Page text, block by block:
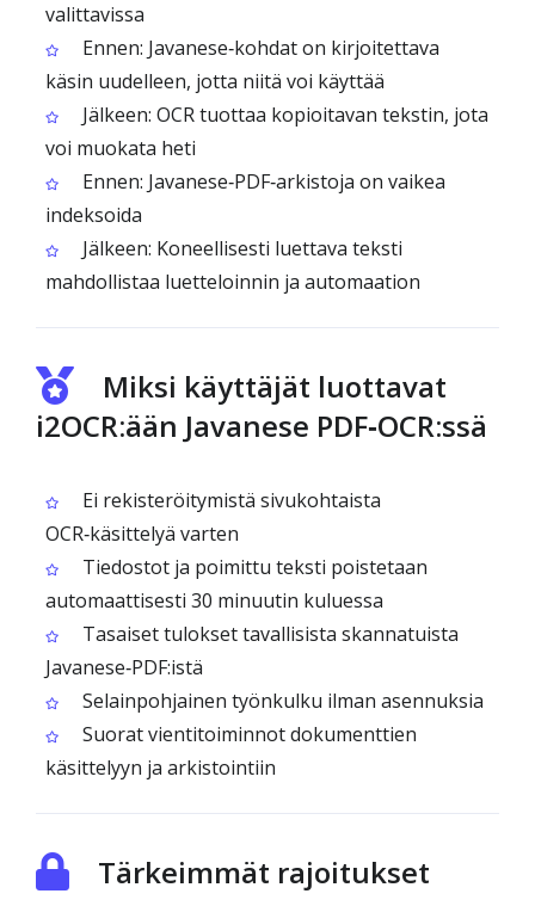
valittavissa
Ennen: Javanese‑kohdat on kirjoitettava
käsin uudelleen, jotta niitä voi käyttää
Jälkeen: OCR tuottaa kopioitavan tekstin, jota
voi muokata heti
Ennen: Javanese‑PDF‑arkistoja on vaikea
indeksoida
Jälkeen: Koneellisesti luettava teksti
mahdollistaa luetteloinnin ja automaation
Miksi käyttäjät luottavat
i2OCR:ään Javanese PDF‑OCR:ssä
Ei rekisteröitymistä sivukohtaista
OCR‑käsittelyä varten
Tiedostot ja poimittu teksti poistetaan
automaattisesti 30 minuutin kuluessa
Tasaiset tulokset tavallisista skannatuista
Javanese‑PDF:istä
Selainpohjainen työnkulku ilman asennuksia
Suorat vientitoiminnot dokumenttien
käsittelyyn ja arkistointiin
Tärkeimmät rajoitukset